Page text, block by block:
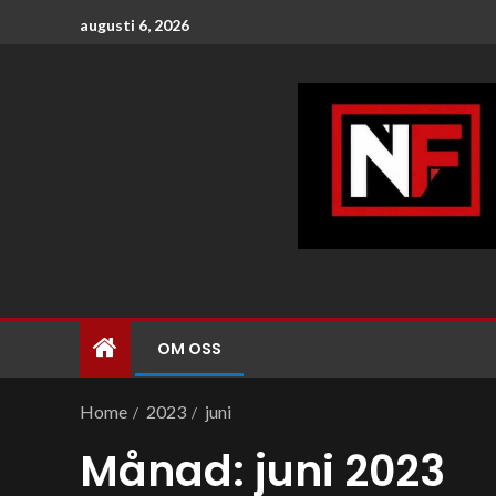
augusti 6, 2026
OM OSS
Home 2023 juni
Månad: juni 2023